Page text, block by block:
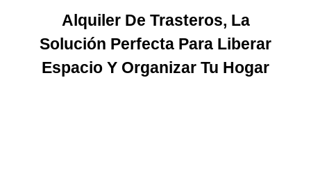
Alquiler De Trasteros, La
Solución Perfecta Para Liberar
Espacio Y Organizar Tu Hogar